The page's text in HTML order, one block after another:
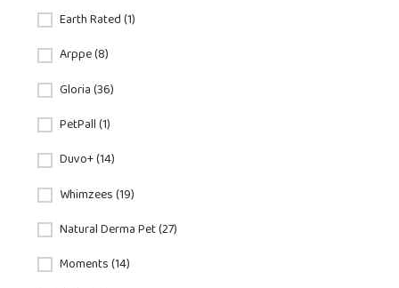
Earth Rated (1)
Arppe (8)
Gloria (36)
PetPall (1)
Duvo+ (14)
Whimzees (19)
Natural Derma Pet (27)
Moments (14)